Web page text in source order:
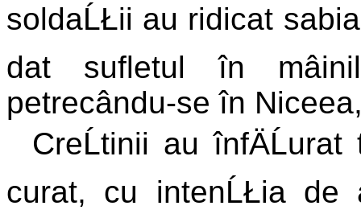
soldaĹŁii au ridicat sabia
dat sufletul în
petrecându-se în
CreĹtinii au
curat, cu intenĹŁia de